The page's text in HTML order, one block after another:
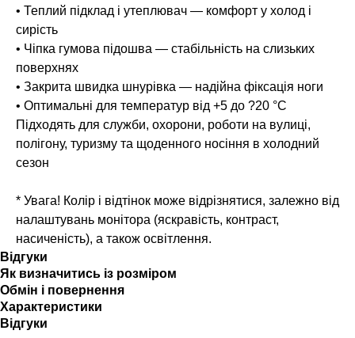
• Теплий підклад і утеплювач — комфорт у холод і
сирість
• Чіпка гумова підошва — стабільність на слизьких
поверхнях
• Закрита швидка шнурівка — надійна фіксація ноги
• Оптимальні для температур від +5 до ?20 °C
Підходять для служби, охорони, роботи на вулиці,
полігону, туризму та щоденного носіння в холодний
сезон
* Увага! Колір і відтінок може відрізнятися, залежно від
налаштувань монітора (яскравість, контраст,
насиченість), а також освітлення.
Відгуки
Як визначитись із розміром
Обмін і повернення
Характеристики
Відгуки